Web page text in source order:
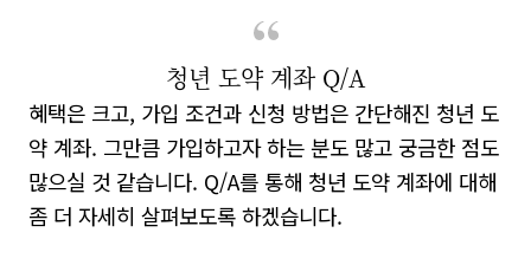
청년 도약 계좌 Q/A
혜택은 크고, 가입 조건과 신청 방법은 간단해진 청년 도
약 계좌. 그만큼 가입하고자 하는 분도 많고 궁금한 점도
많으실 것 같습니다. Q/A를 통해 청년 도약 계좌에 대해
좀 더 자세히 살펴보도록 하겠습니다.